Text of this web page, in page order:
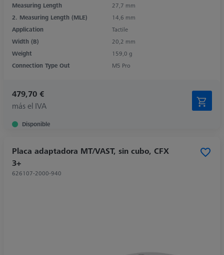
Measuring Length
27,7 mm
2. Measuring Length (MLE)
14,6 mm
Application
Tactile
Width (B)
20,2 mm
Weight
159,0 g
Connection Type Out
M5 Pro
479,70 €
más el IVA
Disponible
Placa adaptadora MT/VAST, sin cubo, CFX
3+
626107-2000-940